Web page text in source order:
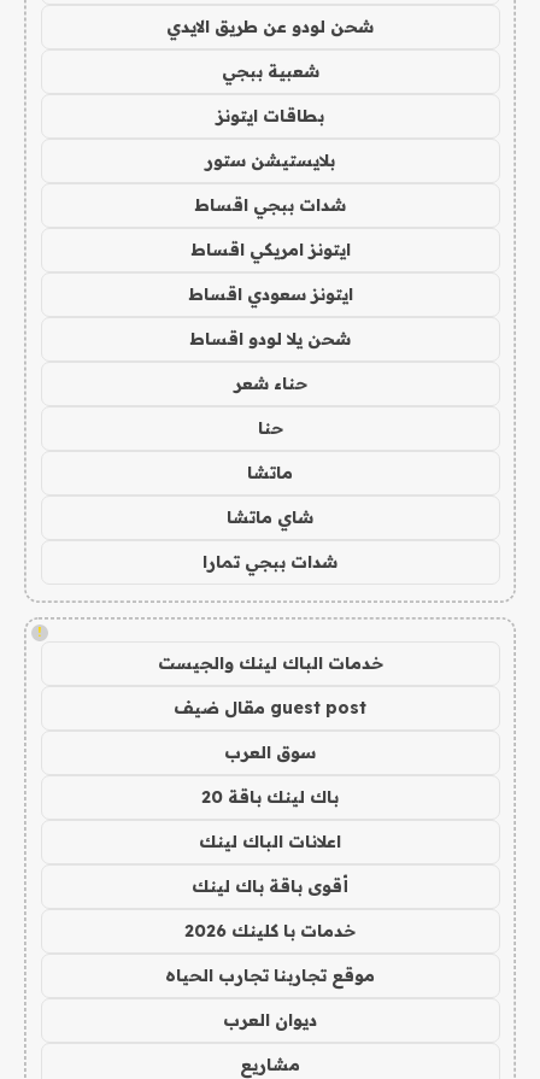
شحن لودو عن طريق الايدي
شعبية ببجي
بطاقات ايتونز
بلايستيشن ستور
شدات ببجي اقساط
ايتونز امريكي اقساط
ايتونز سعودي اقساط
شحن يلا لودو اقساط
حناء شعر
حنا
ماتشا
شاي ماتشا
شدات ببجي تمارا
!
خدمات الباك لينك والجيست
guest post مقال ضيف
سوق العرب
باك لينك باقة 20
اعلانات الباك لينك
أقوى باقة باك لينك
خدمات با كلينك 2026
موقع تجاربنا تجارب الحياه
ديوان العرب
مشاريع